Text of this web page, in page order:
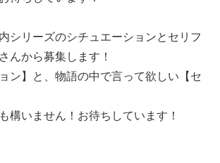
シリーズのシチュエーションとセリフ
んから募集します！
ン】と、物語の中で言って欲しい【セ
構いません！お待ちしています！